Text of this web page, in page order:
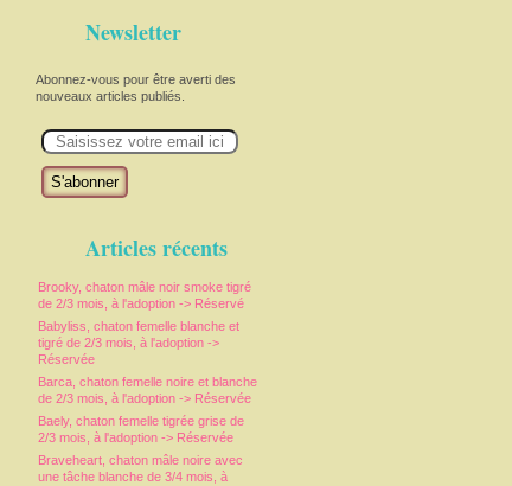
Newsletter
Abonnez-vous pour être averti des
nouveaux articles publiés.
m
Articles récents
Brooky, chaton mâle noir smoke tigré
de 2/3 mois, à l'adoption -> Réservé
Babyliss, chaton femelle blanche et
tigré de 2/3 mois, à l'adoption ->
Réservée
Barca, chaton femelle noire et blanche
de 2/3 mois, à l'adoption -> Réservée
Baely, chaton femelle tigrée grise de
2/3 mois, à l'adoption -> Réservée
Braveheart, chaton mâle noire avec
une tâche blanche de 3/4 mois, à